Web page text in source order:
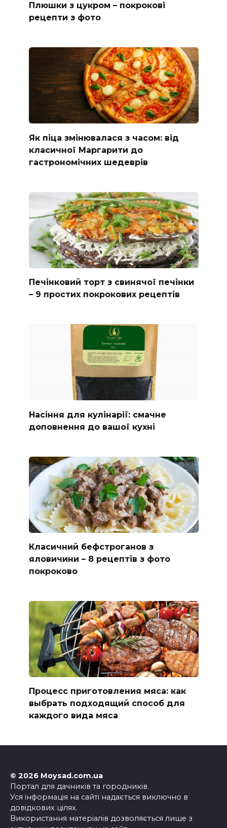
Плюшки з цукром – покрокові
рецепти з фото
Як піца змінювалася з часом: від
класичної Маргарити до
гастрономічних шедеврів
Печінковий торт з свинячої печінки
– 9 простих покрокових рецептів
Насіння для кулінарії: смачне
доповнення до вашої кухні
Класичний бефстроганов з
яловичини – 8 рецептів з фото
покроково
Процесс приготовления мяса: как
выбрать подходящий способ для
каждого вида мяса
© 2026 Moysad.com.ua
Портал для дачників та городників.
Уся інформація на сайті надається виключно в
довідкових цілях.
Використання матеріалів дозволяється лише з